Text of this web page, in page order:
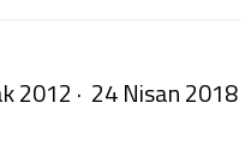
2012 · 24 Nisan 2018